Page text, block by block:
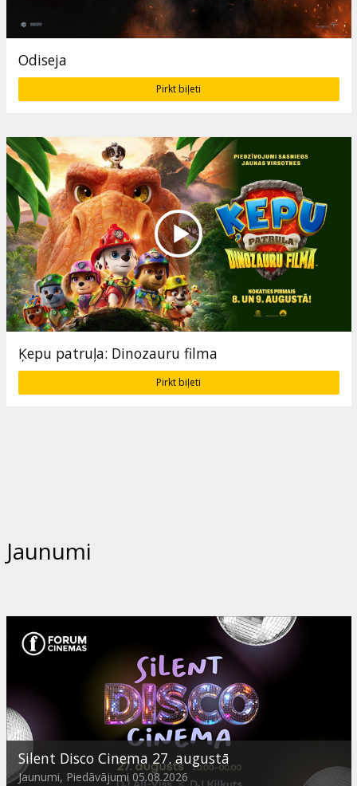
Odiseja
Pirkt biļeti
Ķepu patruļa: Dinozauru filma
Pirkt biļeti
Jaunumi
Silent Disco Cinema 27. augustā
Jaunumi, Piedāvājumi 05.08.2026